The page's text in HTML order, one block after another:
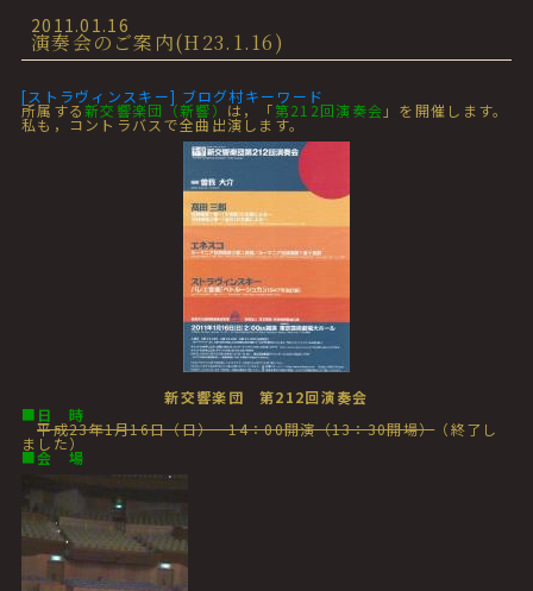
2011.01.16
演奏会のご案内(H23.1.16)
[ストラヴィンスキー] ブログ村キーワード
所属する新交響楽団（新響） は，「第212回演奏会 」を開催します。
私も，コントラバスで全曲出演します。
新交響楽団 第212回演奏会
■ 日 時
平成23年1月16日（日） 14：00開演（13：30開場）（終了し
ました）
■会 場